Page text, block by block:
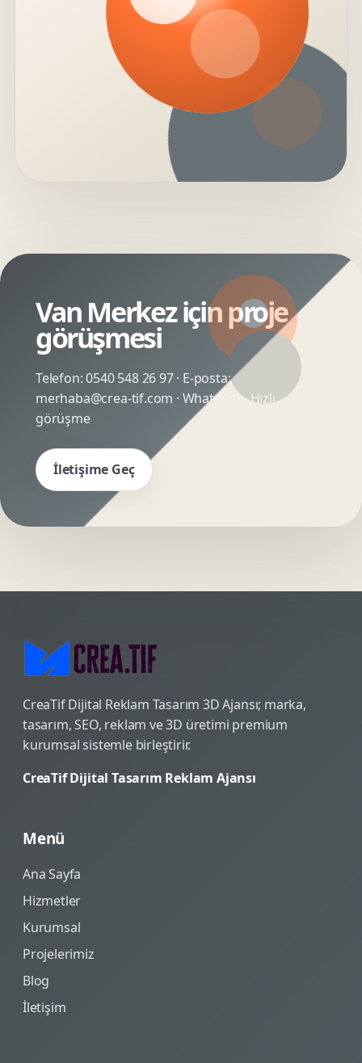
Van Merkez için proje
görüşmesi
Telefon:0540 548 26 97· E-posta:
merhaba@crea-tif.com · WhatsApp:Hızlı
görüşme
İletişime Geç
CreaTif Dijital Reklam Tasarım 3D Ajansı; marka,
tasarım, SEO, reklam ve 3D üretimi premium
kurumsal sistemle birleştirir.
CreaTif Dijital Tasarım Reklam Ajansı
Menü
Ana Sayfa
Hizmetler
Kurumsal
Projelerimiz
Blog
İletişim